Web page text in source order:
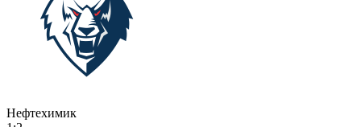
Нефтехимик